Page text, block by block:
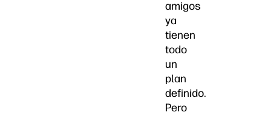
amigos
ya
tienen
todo
un
plan
definido.
Pero